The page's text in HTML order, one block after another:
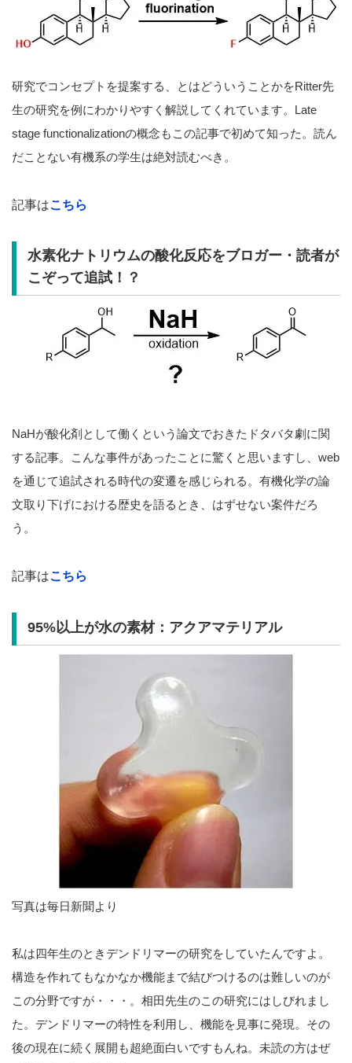
研究でコンセプトを提案する、とはどういうことかをRitter先
生の研究を例にわかりやすく解説してくれています。Late
stage functionalizationの概念もこの記事で初めて知った。読ん
だことない有機系の学生は絶対読むべき。
記事はこちら
水素化ナトリウムの酸化反応をブロガー・読者が
こぞって追試！？
NaHが酸化剤として働くという論文でおきたドタバタ劇に関
する記事。こんな事件があったことに驚くと思いますし、web
を通じて追試される時代の変遷を感じられる。有機化学の論
文取り下げにおける歴史を語るとき、はずせない案件だろ
う。
記事はこちら
95%以上が水の素材：アクアマテリアル
写真は毎日新聞より
私は四年生のときデンドリマーの研究をしていたんですよ。
構造を作れてもなかなか機能まで結びつけるのは難しいのが
この分野ですが・・・。相田先生のこの研究にはしびれまし
た。デンドリマーの特性を利用し、機能を見事に発現。その
後の現在に続く展開も超絶面白いですもんね。未読の方はぜ